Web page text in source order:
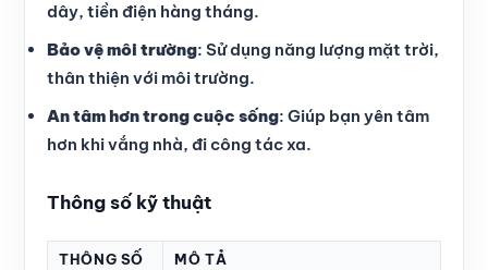
dây, tiền điện hàng tháng.
Bảo vệ môi trường: Sử dụng năng lượng mặt trời,
thân thiện với môi trường.
An tâm hơn trong cuộc sống: Giúp bạn yên tâm
hơn khi vắng nhà, đi công tác xa.
Thông số kỹ thuật
THÔNG SỐ MÔ TẢ